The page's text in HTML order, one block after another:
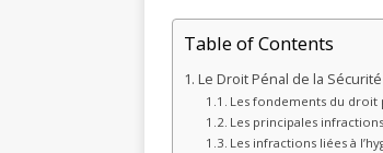
Table of Contents
Le Droit Pénal de la
Les fondements du droit
Les principales
Les infractions liées à